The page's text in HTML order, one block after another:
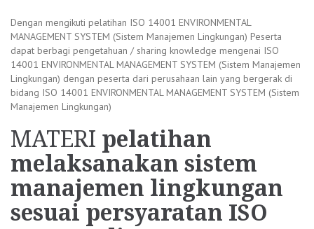
Dengan mengikuti pelatihan ISO 14001 ENVIRONMENTAL
MANAGEMENT SYSTEM (Sistem Manajemen Lingkungan) Peserta
dapat berbagi pengetahuan / sharing knowledge mengenai ISO
14001 ENVIRONMENTAL MANAGEMENT SYSTEM (Sistem Manajemen
Lingkungan) dengan peserta dari perusahaan lain yang bergerak di
bidang ISO 14001 ENVIRONMENTAL MANAGEMENT SYSTEM (Sistem
Manajemen Lingkungan)
MATERI pelatihan
melaksanakan sistem
manajemen lingkungan
sesuai persyaratan ISO